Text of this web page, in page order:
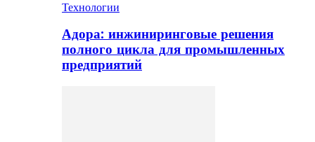
Технологии
Адора: инжиниринговые решения
полного цикла для промышленных
предприятий